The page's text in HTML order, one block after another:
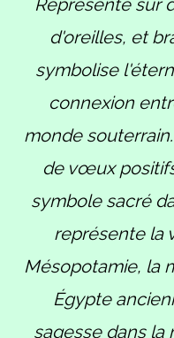
Représenté sur
d'oreilles, et
symbolise
connexion
monde
de vœux
symbole sacré
représente la
Mésopotamie, la
Égypte
sagesse dans la